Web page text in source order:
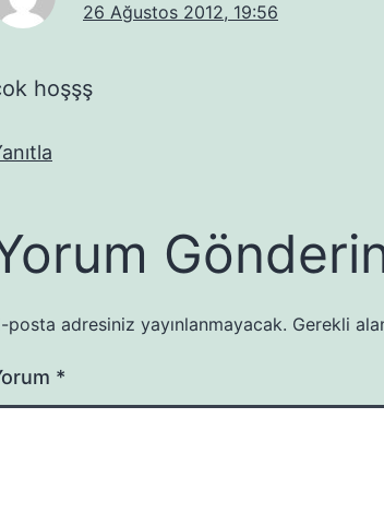
26 Ağustos 2012, 19:56
hoşşş
posta adresiniz yayınlanmayacak. Gerekli
*